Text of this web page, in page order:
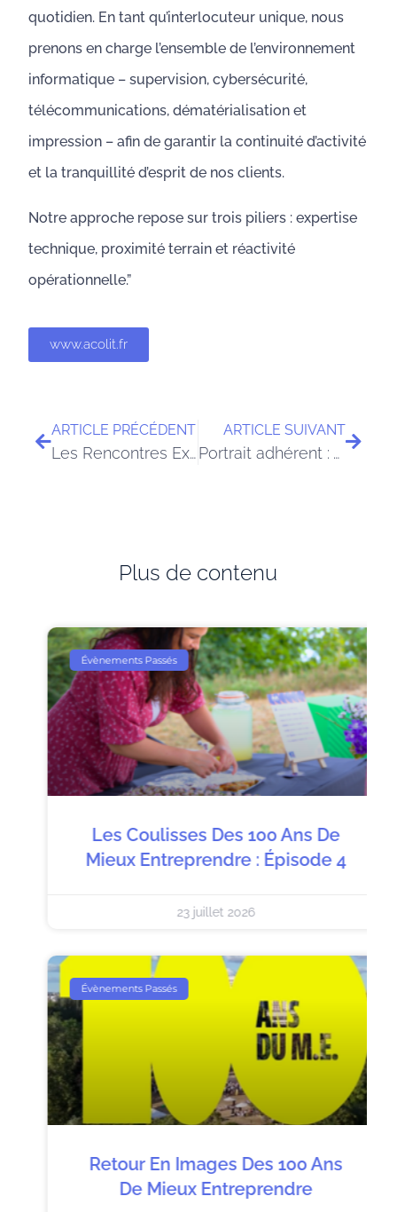
quotidien. En tant qu’interlocuteur unique, nous
prenons en charge l’ensemble de l’environnement
informatique – supervision, cybersécurité,
télécommunications, dématérialisation et
impression – afin de garantir la continuité d’activité
et la tranquillité d’esprit de nos clients.
Notre approche repose sur trois piliers : expertise
technique, proximité terrain et réactivité
opérationnelle.”
www.acolit.fr
ARTICLE PRÉCÉDENT
Les Rencontres Experts – Fabienne MAZIGH – expert-compable
ARTICLE SUIVANT
Portrait adhérent : Vanessa RECULARD, consultante RH engagée et DRH à temps partagé
Plus de contenu
Évènements Passés
Les Coulisses Des 100 Ans De
Mieux Entreprendre : Épisode 4
23 juillet 2026
Évènements Passés
Retour En Images Des 100 Ans
De Mieux Entreprendre